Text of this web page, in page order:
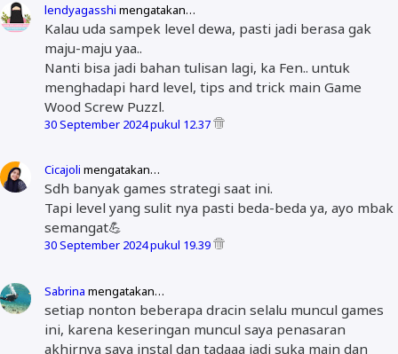
lendyagasshi mengatakan…
Kalau uda sampek level dewa, pasti jadi berasa gak
maju-maju yaa..
Nanti bisa jadi bahan tulisan lagi, ka Fen.. untuk
menghadapi hard level, tips and trick main Game
Wood Screw Puzzl.
30 September 2024 pukul 12.37
Cicajoli mengatakan…
Sdh banyak games strategi saat ini.
Tapi level yang sulit nya pasti beda-beda ya, ayo mbak
semangat💪
30 September 2024 pukul 19.39
Sabrina mengatakan…
setiap nonton beberapa dracin selalu muncul games
ini, karena keseringan muncul saya penasaran
akhirnya saya instal dan tadaaa jadi suka main dan